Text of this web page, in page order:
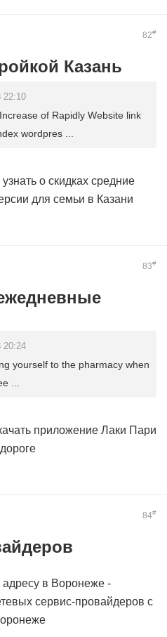
82#
Казань
22:10
of Rapidly Website link
wordpres ...
о скидках средние
для семьи в Казани
83#
20:24
yourself to the pharmacy when
...
приложение Лаки Пари
84#
адресу в Воронеже -
сервис-провайдеров с